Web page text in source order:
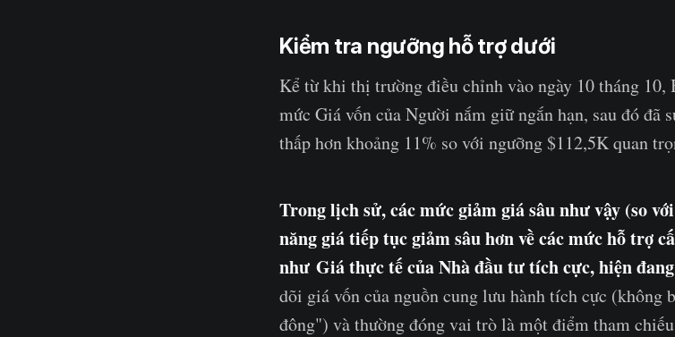
Kiểm tra ngưỡng hỗ trợ dưới
Kể từ khi thị trường điều chỉnh vào ngày 10 tháng
mức Giá vốn của Người nắm giữ ngắn hạn, sau đó đã
thấp hơn khoảng 11% so với ngưỡng $112,5K quan
Trong lịch sử, các mức giảm giá sâu như vậy (so
năng giá tiếp tục giảm sâu hơn về các mức hỗ trợ
như Giá thực tế của Nhà đầu tư tích cực, hiện
dõi giá vốn của nguồn cung lưu hành tích cực (không
đông") và thường đóng vai trò là một điểm tham